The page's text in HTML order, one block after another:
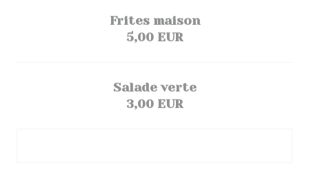
Frites maison
5,00 EUR
Salade verte
3,00 EUR